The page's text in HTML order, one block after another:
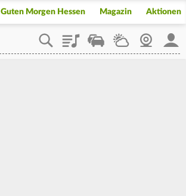
Guten Morgen Hessen Magazin Aktionen
PlaylistStaupilotWetterWebcam